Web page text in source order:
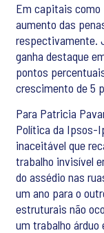
Em capitais como
aumento das
respectivamente.
ganha destaque
pontos
crescimento de 5
Para Patricia
Política da Ipsos-
inaceitável que
trabalho invisível
do assédio nas
um ano para o
estruturais não
um trabalho árduo